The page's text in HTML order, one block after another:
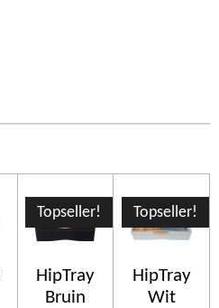
Topseller!
HipTray
Bruin
Topseller!
HipTray
Wit